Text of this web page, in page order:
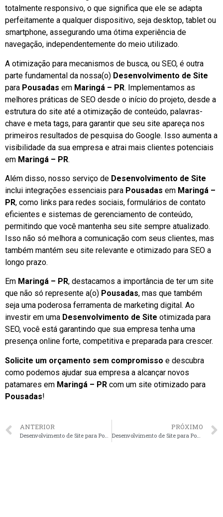
totalmente responsivo, o que significa que ele se adapta
perfeitamente a qualquer dispositivo, seja desktop, tablet ou
smartphone, assegurando uma ótima experiência de
navegação, independentemente do meio utilizado.
A otimização para mecanismos de busca, ou SEO, é outra
parte fundamental da nossa(o) Desenvolvimento de Site
para Pousadas em Maringá – PR. Implementamos as
melhores práticas de SEO desde o início do projeto, desde a
estrutura do site até a otimização de conteúdo, palavras-
chave e meta tags, para garantir que seu site apareça nos
primeiros resultados de pesquisa do Google. Isso aumenta a
visibilidade da sua empresa e atrai mais clientes potenciais
em Maringá – PR.
Além disso, nosso serviço de Desenvolvimento de Site
inclui integrações essenciais para Pousadas em Maringá –
PR, como links para redes sociais, formulários de contato
eficientes e sistemas de gerenciamento de conteúdo,
permitindo que você mantenha seu site sempre atualizado.
Isso não só melhora a comunicação com seus clientes, mas
também mantém seu site relevante e otimizado para SEO a
longo prazo.
Em Maringá – PR, destacamos a importância de ter um site
que não só represente a(o) Pousadas, mas que também
seja uma poderosa ferramenta de marketing digital. Ao
investir em uma Desenvolvimento de Site otimizada para
SEO, você está garantindo que sua empresa tenha uma
presença online forte, competitiva e preparada para crescer.
Solicite um orçamento sem compromisso e descubra
como podemos ajudar sua empresa a alcançar novos
patamares em Maringá – PR com um site otimizado para
Pousadas!
ANTERIOR
Desenvolvimento de Site para Pousadas em Londrina – PR faça seu orçamento
PRÓXIMO
Desenvolvimento de Site para Pousadas em Vitória – ES faça seu orçamento